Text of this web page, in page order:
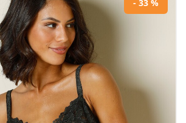
- 33 %